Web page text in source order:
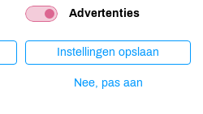
niet aanwezig
niet aanwezig
niet aanwezig
Advertenties
Instellingen opslaan
Nee, pas aan